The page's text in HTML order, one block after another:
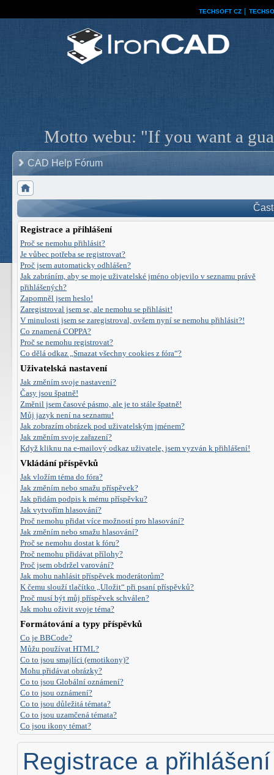
TECHSOFT CZ
Motto webu: "If you want a
CAD Help Fórum
Registrace a přihlášení
Proč se nemohu přihlásit?
Je vůbec potřeba se registrovat?
Proč jsem automaticky odhlášen?
Jak zabráním, aby se moje uživatelské jméno objevilo v seznamu právě
přihlášených?
Zapomněl jsem heslo!
Zaregistroval jsem se, ale nemohu se přihlásit!
V minulosti jsem se zaregistroval, ovšem nyní se nemohu přihlásit?!
Co znamená COPPA?
Proč se nemohu registrovat?
Co dělá odkaz „Smazat všechny cookies z fóra“?
Uživatelská nastavení
Jak změním svoje nastavení?
Časy jsou špatně!
Změnil jsem časové pásmo, ale je to stále špatně!
Můj jazyk není na seznamu!
Jak zobrazím obrázek pod uživatelským jménem?
Jak změním svoje zařazení?
Když kliknu na e-mailový odkaz uživatele, jsem vyzván k přihlášení!
Vkládání příspěvků
Jak vložím téma do fóra?
Jak změním nebo smažu příspěvek?
Jak přidám podpis k mému příspěvku?
Jak vytvořím hlasování?
Proč nemohu přidat více možností pro hlasování?
Jak změním nebo smažu hlasování?
Proč se nemohu dostat k fóru?
Proč nemohu přidávat přílohy?
Proč jsem obdržel varování?
Jak mohu nahlásit příspěvek moderátorům?
K čemu slouží tlačítko „Uložit“ při psaní příspěvků?
Proč musí být můj příspěvek schválen?
Jak mohu oživit svoje téma?
Formátování a typy příspěvků
Co je BBCode?
Můžu používat HTML?
Co to jsou smajlíci (emotikony)?
Mohu přidávat obrázky?
Co to jsou Globální oznámení?
Co to jsou oznámení?
Co to jsou důležitá témata?
Co to jsou uzamčená témata?
Co jsou ikony témat?
Registrace a přihlášení